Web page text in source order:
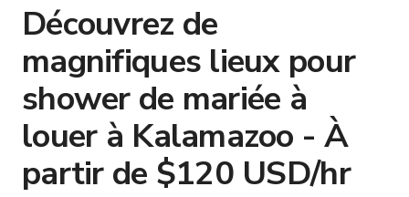
Découvrez de
magnifiques lieux pour
shower de mariée à
louer à Kalamazoo - À
partir de $120 USD/hr